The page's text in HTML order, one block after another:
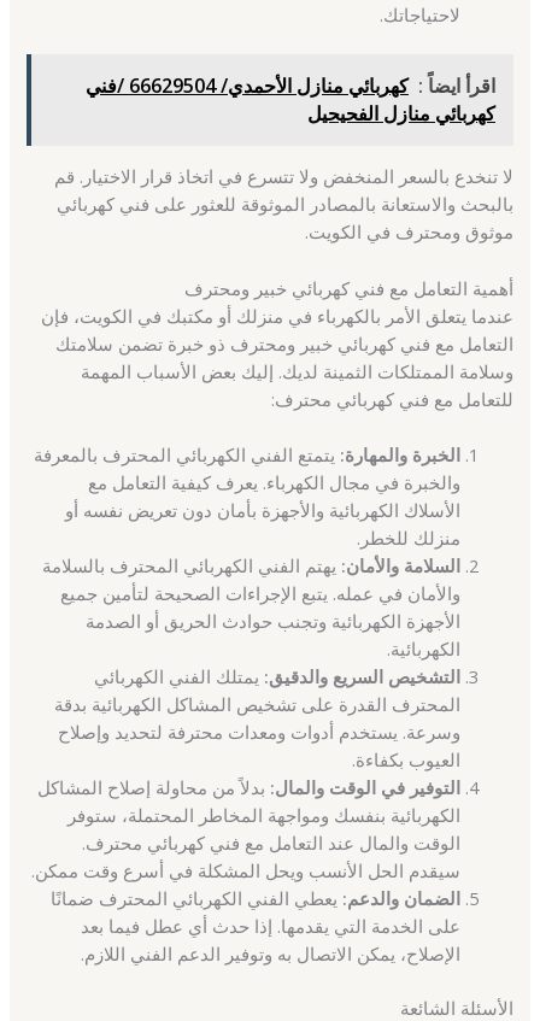
لاحتياجاتك.
اقرأ ايضاً :
كهربائي منازل الأحمدي/ 66629504 /فني
كهربائي منازل الفحيحيل
لا تنخدع بالسعر المنخفض ولا تتسرع في اتخاذ قرار الاختيار. قم
بالبحث والاستعانة بالمصادر الموثوقة للعثور على فني كهربائي
موثوق ومحترف في الكويت.
أهمية التعامل مع فني كهربائي خبير ومحترف
عندما يتعلق الأمر بالكهرباء في منزلك أو مكتبك في الكويت، فإن
التعامل مع فني كهربائي خبير ومحترف ذو خبرة تضمن سلامتك
وسلامة الممتلكات الثمينة لديك. إليك بعض الأسباب المهمة
للتعامل مع فني كهربائي محترف:
الخبرة والمهارة: يتمتع الفني الكهربائي المحترف بالمعرفة
والخبرة في مجال الكهرباء. يعرف كيفية التعامل مع
الأسلاك الكهربائية والأجهزة بأمان دون تعريض نفسه أو
منزلك للخطر.
السلامة والأمان: يهتم الفني الكهربائي المحترف بالسلامة
والأمان في عمله. يتبع الإجراءات الصحيحة لتأمين جميع
الأجهزة الكهربائية وتجنب حوادث الحريق أو الصدمة
الكهربائية.
التشخيص السريع والدقيق: يمتلك الفني الكهربائي
المحترف القدرة على تشخيص المشاكل الكهربائية بدقة
وسرعة. يستخدم أدوات ومعدات محترفة لتحديد وإصلاح
العيوب بكفاءة.
التوفير في الوقت والمال: بدلاً من محاولة إصلاح المشاكل
الكهربائية بنفسك ومواجهة المخاطر المحتملة، ستوفر
الوقت والمال عند التعامل مع فني كهربائي محترف.
سيقدم الحل الأنسب ويحل المشكلة في أسرع وقت ممكن.
الضمان والدعم: يعطي الفني الكهربائي المحترف ضمانًا
على الخدمة التي يقدمها. إذا حدث أي عطل فيما بعد
الإصلاح، يمكن الاتصال به وتوفير الدعم الفني اللازم.
الأسئلة الشائعة